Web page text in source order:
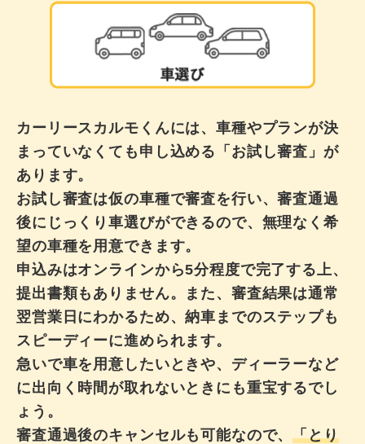
カーリースカルモくんには、車種やプランが決
まっていなくても申し込める「お試し審査」が
あります。
お試し審査は仮の車種で審査を行い、審査通過
後にじっくり車選びができるので、無理なく希
望の車種を用意できます。
申込みはオンラインから5分程度で完了する上、
提出書類もありません。また、審査結果は通常
翌営業日にわかるため、納車までのステップも
スピーディーに進められます。
急いで車を用意したいときや、ディーラーなど
に出向く時間が取れないときにも重宝するでし
ょう。
審査通過後のキャンセルも可能なので、「とり